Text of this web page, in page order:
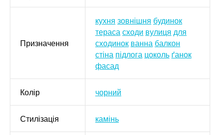
Призначення
кухня зовнішня будинок
терасасходи вулиця для
сходинок ванна балкон
стіна підлога цоколь ґанок
фасад
Колір чорний
Стилізація камінь